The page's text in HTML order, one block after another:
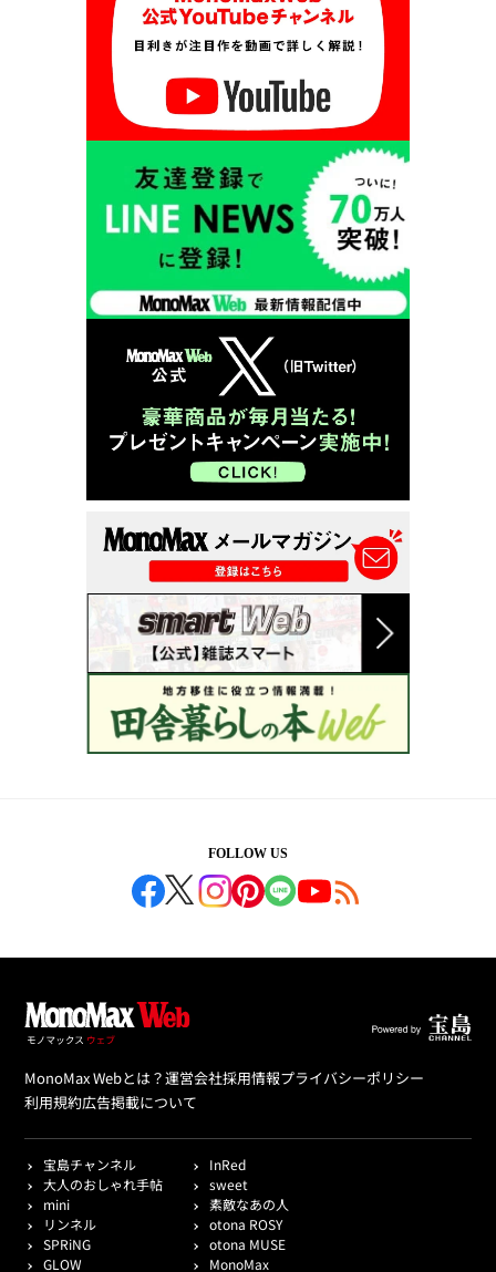
FOLLOW US
MonoMax Webとは？運営会社採用情報プライバシーポリシー
利用規約広告掲載について
宝島チャンネル
InRed
大人のおしゃれ手帖
sweet
mini
素敵なあの人
リンネル
otona ROSY
SPRiNG
otona MUSE
GLOW
MonoMax